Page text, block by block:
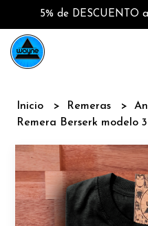
5% de DESCUENTO
Inicio Remeras
Remera Berserk modelo 3